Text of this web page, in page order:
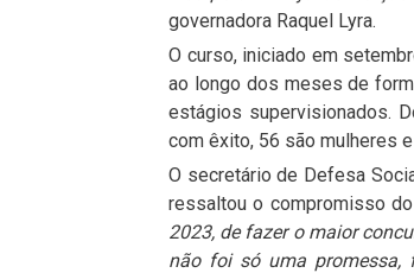
governadora Raquel Lyra.
O curso, iniciado em
ao longo dos meses de
estágios supervisionados.
com êxito, 56 são mulheres
O secretário de Defesa
ressaltou o compromisso
2023, de fazer o maior
não foi só uma promessa,